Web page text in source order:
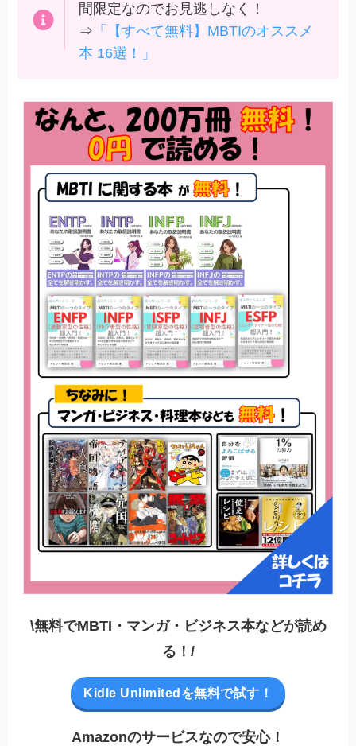
間限定なのでお見逃しなく！
⇒ 「【すべて無料】MBTIのオススメ
本 16選！」
\無料でMBTI・マンガ・ビジネス本などが読め
る！/
Kidle Unlimitedを無料で試す！
Amazonのサービスなので安心！